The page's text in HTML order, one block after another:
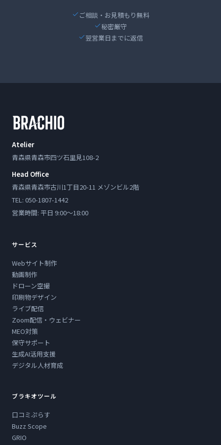
ご相談・お見積もり無料
秘密厳守
翌営業日までに返信
Atelier
青森県青森市四ツ石里見108-2
Head Office
青森県青森市古川1丁目20-11 メゾンビル2階
TEL: 050-1807-1442
営業時間: 平日 9:00〜18:00
サービス
Webサイト制作
動画制作
ドローン空撮
印刷物デザイン
ライブ配信
Zoom配信・ウェビナー
MEO対策
保守サポート
生成AI活用支援
デジタル人材育成
ブラキオツール
口コミぷらす
Buzz Scope
GRIO